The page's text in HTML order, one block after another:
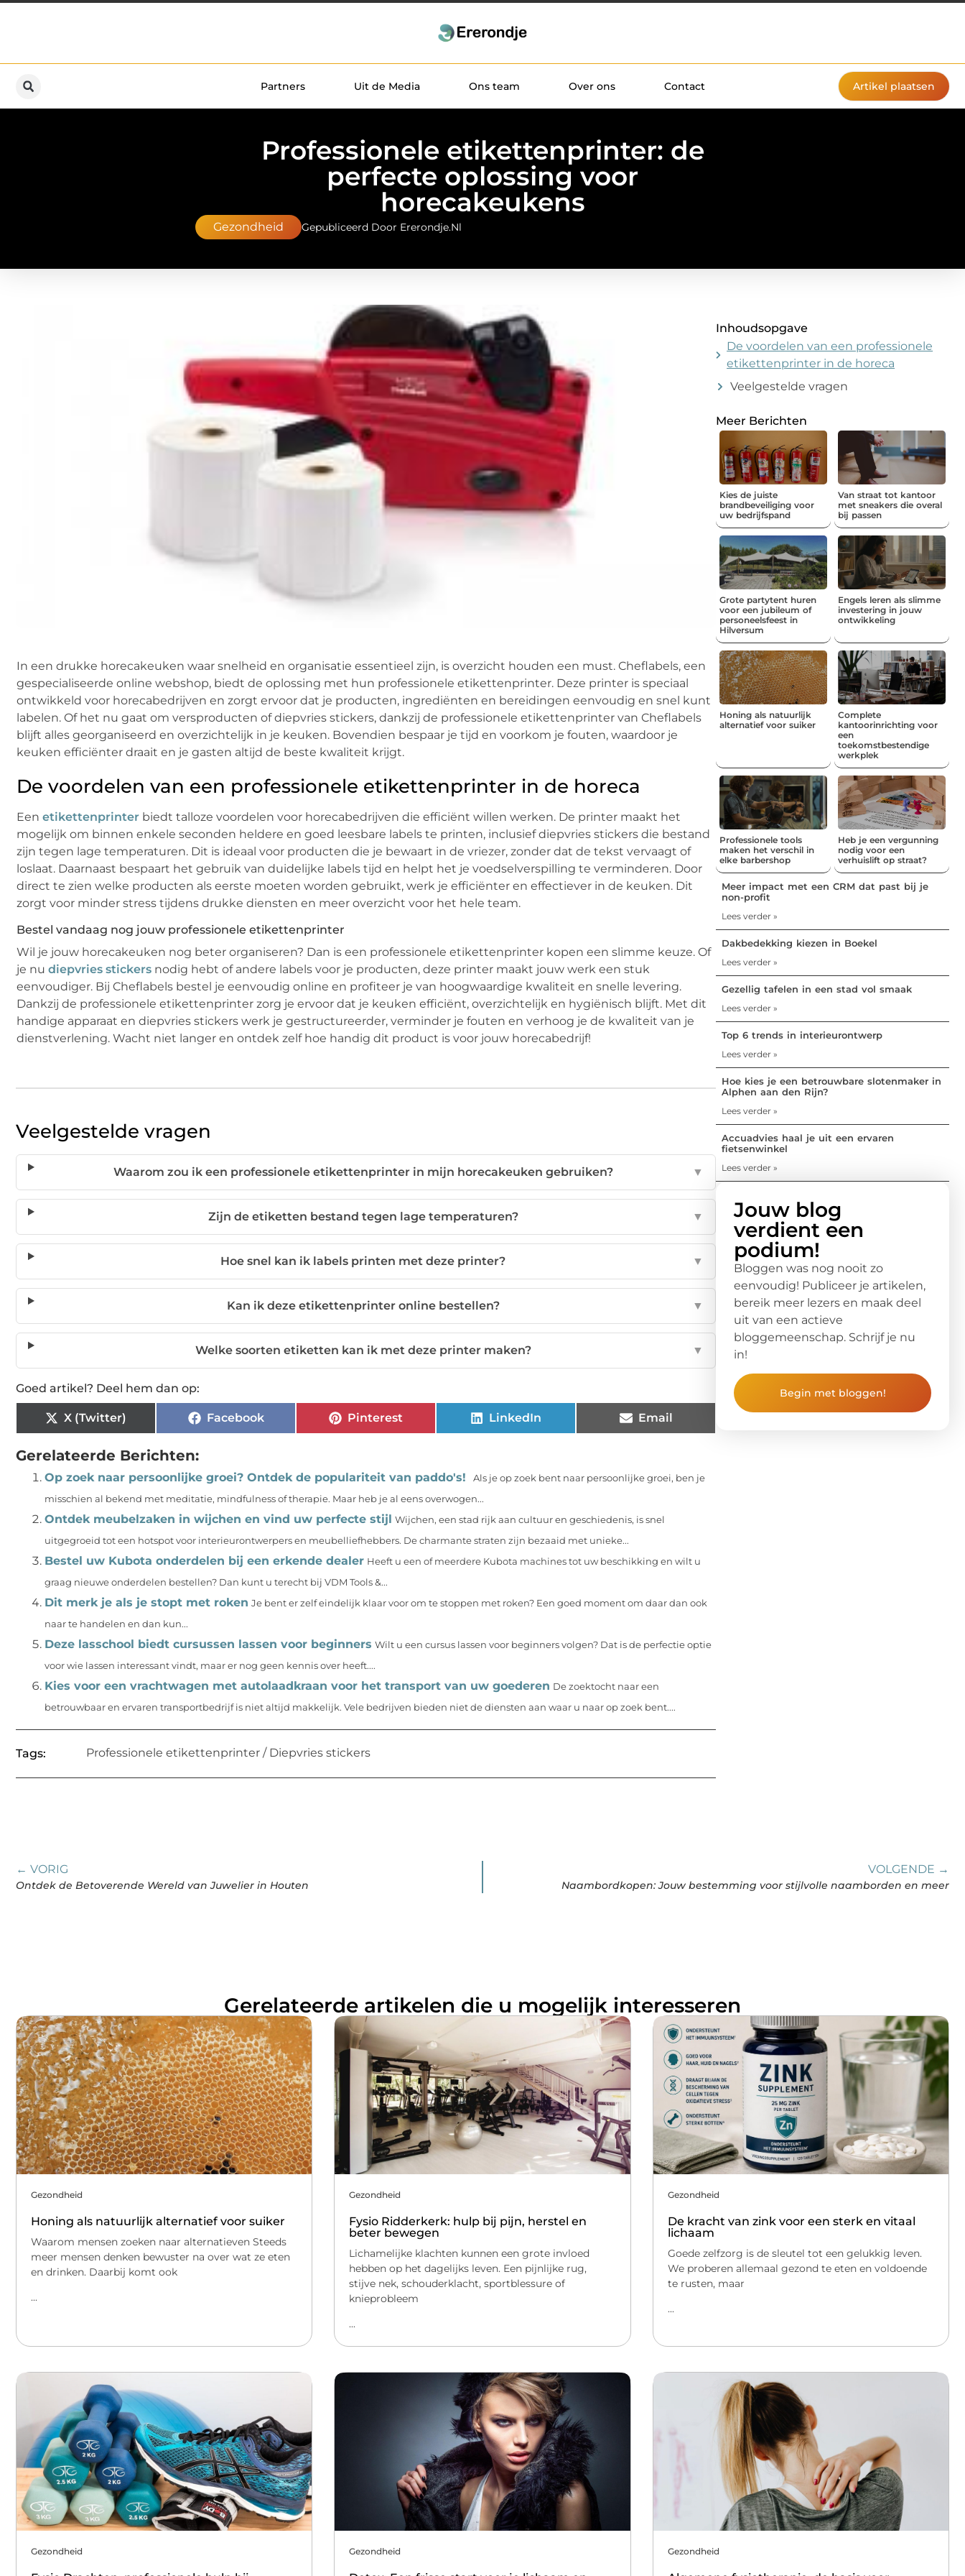
Partners Uit de Media Ons team Over ons Contact Artikel plaatsen
Professionele etikettenprinter: de
perfecte oplossing voor
horecakeukens
Gezondheid Gepubliceerd Door Ererondje.nl
In een drukke horecakeuken waar snelheid en organisatie essentieel zijn, is overzicht houden een must. Cheflabels, een
gespecialiseerde online webshop, biedt de oplossing met hun professionele etikettenprinter. Deze printer is speciaal
ontwikkeld voor horecabedrijven en zorgt ervoor dat je producten, ingrediënten en bereidingen eenvoudig en snel kunt
labelen. Of het nu gaat om versproducten of diepvries stickers, dankzij de professionele etikettenprinter van Cheflabels
blijft alles georganiseerd en overzichtelijk in je keuken. Bovendien bespaar je tijd en voorkom je fouten, waardoor je
keuken efficiënter draait en je gasten altijd de beste kwaliteit krijgt.
De voordelen van een professionele etikettenprinter in de horeca
Een etikettenprinter biedt talloze voordelen voor horecabedrijven die efficiënt willen werken. De printer maakt het
mogelijk om binnen enkele seconden heldere en goed leesbare labels te printen, inclusief diepvries stickers die bestand
zijn tegen lage temperaturen. Dit is ideaal voor producten die je bewaart in de vriezer, zonder dat de tekst vervaagt of
loslaat. Daarnaast bespaart het gebruik van duidelijke labels tijd en helpt het je voedselverspilling te verminderen. Door
direct te zien welke producten als eerste moeten worden gebruikt, werk je efficiënter en effectiever in de keuken. Dit
zorgt voor minder stress tijdens drukke diensten en meer overzicht voor het hele team.
Bestel vandaag nog jouw professionele etikettenprinter
Wil je jouw horecakeuken nog beter organiseren? Dan is een professionele etikettenprinter kopen een slimme keuze. Of
je nu diepvries stickers nodig hebt of andere labels voor je producten, deze printer maakt jouw werk een stuk
eenvoudiger. Bij Cheflabels bestel je eenvoudig online en profiteer je van hoogwaardige kwaliteit en snelle levering.
Dankzij de professionele etikettenprinter zorg je ervoor dat je keuken efficiënt, overzichtelijk en hygiënisch blijft. Met dit
handige apparaat en diepvries stickers werk je gestructureerder, verminder je fouten en verhoog je de kwaliteit van je
dienstverlening. Wacht niet langer en ontdek zelf hoe handig dit product is voor jouw horecabedrijf!
Veelgestelde vragen
Waarom zou ik een professionele etikettenprinter in mijn horecakeuken gebruiken? ▼
Zijn de etiketten bestand tegen lage temperaturen? ▼
Hoe snel kan ik labels printen met deze printer? ▼
Kan ik deze etikettenprinter online bestellen? ▼
Welke soorten etiketten kan ik met deze printer maken? ▼
Goed artikel? Deel hem dan op:
X (Twitter) Facebook Pinterest LinkedIn Email
Gerelateerde Berichten:
Op zoek naar persoonlijke groei? Ontdek de populariteit van paddo's!
Als je op zoek bent naar persoonlijke groei, ben je
misschien al bekend met meditatie, mindfulness of therapie. Maar heb je al eens overwogen...
Ontdek meubelzaken in wijchen en vind uw perfecte stijl Wijchen, een stad rijk aan cultuur en geschiedenis, is snel
uitgegroeid tot een hotspot voor interieurontwerpers en meubelliefhebbers. De charmante straten zijn bezaaid met unieke...
Bestel uw Kubota onderdelen bij een erkende dealer Heeft u een of meerdere Kubota machines tot uw beschikking en wilt u
graag nieuwe onderdelen bestellen? Dan kunt u terecht bij VDM Tools &...
Dit merk je als je stopt met roken Je bent er zelf eindelijk klaar voor om te stoppen met roken? Een goed moment om daar dan ook
naar te handelen en dan kun...
Deze lasschool biedt cursussen lassen voor beginners Wilt u een cursus lassen voor beginners volgen? Dat is de perfectie optie
voor wie lassen interessant vindt, maar er nog geen kennis over heeft....
Kies voor een vrachtwagen met autolaadkraan voor het transport van uw goederen De zoektocht naar een
betrouwbaar en ervaren transportbedrijf is niet altijd makkelijk. Vele bedrijven bieden niet de diensten aan waar u naar op zoek bent....
Tags: Professionele etikettenprinter / Diepvries stickers
Inhoudsopgave
De voordelen van een professionele
etikettenprinter in de horeca
Veelgestelde vragen
Meer Berichten
Kies de juiste
brandbeveiliging voor
uw bedrijfspand
Van straat tot kantoor
met sneakers die overal
bij passen
Grote partytent huren
voor een jubileum of
personeelsfeest in
Hilversum
Engels leren als slimme
investering in jouw
ontwikkeling
Honing als natuurlijk
alternatief voor suiker
Complete
kantoorinrichting voor
een
toekomstbestendige
werkplek
Professionele tools
maken het verschil in
elke barbershop
Heb je een vergunning
nodig voor een
verhuislift op straat?
Meer impact met een CRM dat past bij je
non-profit
Lees verder »
Dakbedekking kiezen in Boekel
Lees verder »
Gezellig tafelen in een stad vol smaak
Lees verder »
Top 6 trends in interieurontwerp
Lees verder »
Hoe kies je een betrouwbare slotenmaker in
Alphen aan den Rijn?
Lees verder »
Accuadvies haal je uit een ervaren
fietsenwinkel
Lees verder »
Jouw blog
verdient een
podium!
Bloggen was nog nooit zo
eenvoudig! Publiceer je artikelen,
bereik meer lezers en maak deel
uit van een actieve
bloggemeenschap. Schrijf je nu
in!
Begin met bloggen!
← VORIG
Ontdek de Betoverende Wereld van Juwelier in Houten
VOLGENDE →
Naambordkopen: Jouw bestemming voor stijlvolle naamborden en meer
Gerelateerde artikelen die u mogelijk interesseren
Gezondheid
Honing als natuurlijk alternatief voor suiker
Waarom mensen zoeken naar alternatieven Steeds
meer mensen denken bewuster na over wat ze eten
en drinken. Daarbij komt ook
...
Gezondheid
Fysio Ridderkerk: hulp bij pijn, herstel en
beter bewegen
Lichamelijke klachten kunnen een grote invloed
hebben op het dagelijks leven. Een pijnlijke rug,
stijve nek, schouderklacht, sportblessure of
knieprobleem
...
Gezondheid
De kracht van zink voor een sterk en vitaal
lichaam
Goede zelfzorg is de sleutel tot een gelukkig leven.
We proberen allemaal gezond te eten en voldoende
te rusten, maar
...
Gezondheid Gezondheid Gezondheid